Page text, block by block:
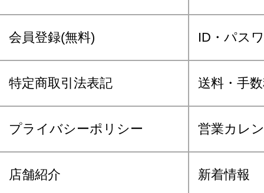
会員登録(無料) ID・パス
特定商取引法表記 送料・手
プライバシーポリシー 営業カレ
店舗紹介 新着情報